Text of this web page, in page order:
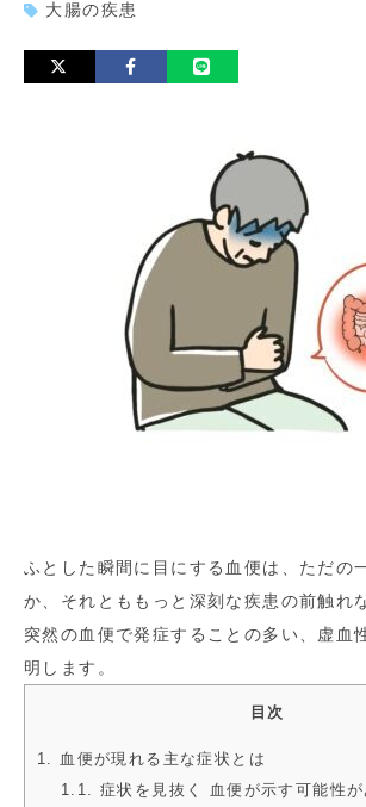
大腸の疾患
ふとした瞬間に目にする血便は、ただの
か、それとももっと深刻な疾患の前触れ
突然の血便で発症することの多い、虚血
明します。
目次
1. 血便が現れる主な症状とは
1.1. 症状を見抜く 血便が示す可能性が